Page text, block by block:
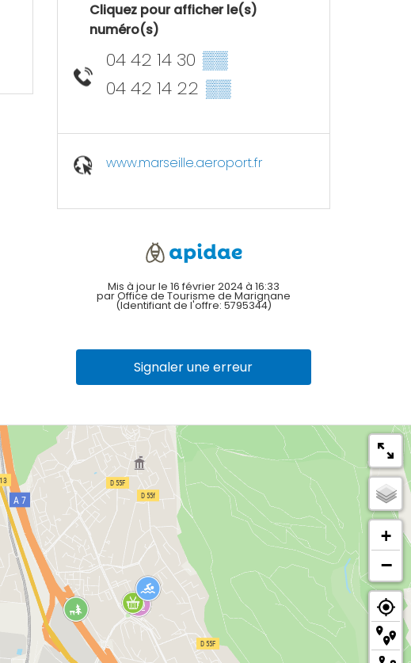
Cliquez pour afficher le(s)
numéro(s)
04 42 14 30 ▒▒
04 42 14 22 ▒▒
www.marseille.aeroport.fr
Mis à jour le 16 février 2024 à 16:33
par Office de Tourisme de Marignane
(Identifiant de l'offre: 5795344)
Signaler une erreur
+
−